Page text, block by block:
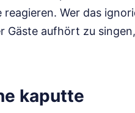
Wer das
Gäste aufhört zu
kaputte